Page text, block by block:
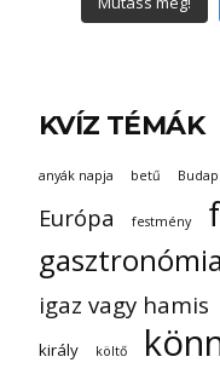
KVÍZ TÉMÁK
anyák napja betű
Európa festmény
gasztronómia
igaz vagy hamis
király költő